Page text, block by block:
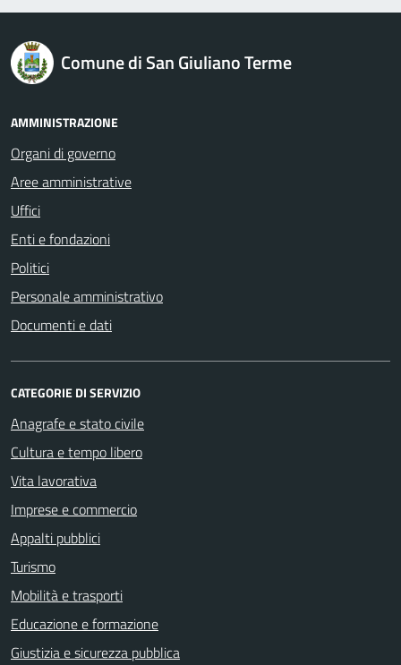
logo Unione Europea
Comune di San Giuliano Terme
AMMINISTRAZIONE
Organi di governo
Aree amministrative
Uffici
Enti e fondazioni
Politici
Personale amministrativo
Documenti e dati
CATEGORIE DI SERVIZIO
Anagrafe e stato civile
Cultura e tempo libero
Vita lavorativa
Imprese e commercio
Appalti pubblici
Turismo
Mobilità e trasporti
Educazione e formazione
Giustizia e sicurezza pubblica